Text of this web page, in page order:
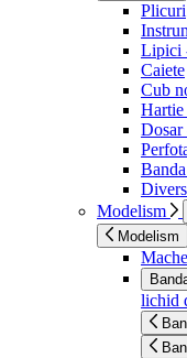
Plicuri
Lipici
Caiete
Cub
Hartie
Modelism
Modelism
lichid